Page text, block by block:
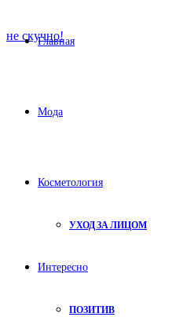
не скучно!
Главная
Мода
Косметология
УХОД ЗА ЛИЦОМ
Интересно
ПОЗИТИВ